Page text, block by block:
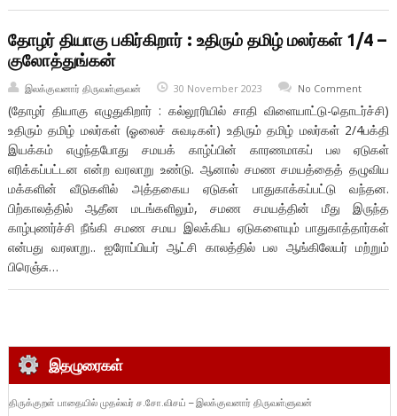
தோழர் தியாகு பகிர்கிறார் : உதிரும் தமிழ் மலர்கள் 1/4 –
குலோத்துங்கன்
இலக்குவனார் திருவள்ளுவன் 30 November 2023 No Comment
(தோழர் தியாகு எழுதுகிறார் : கல்லூரியில் சாதி விளையாட்டு-தொடர்ச்சி)
உதிரும் தமிழ் மலர்கள் (ஓலைச் சுவடிகள்) உதிரும் தமிழ் மலர்கள் 2/4பக்தி
இயக்கம் எழுந்தபோது சமயக் காழ்ப்பின் காரணமாகப் பல ஏடுகள்
எரிக்கப்பட்டன என்ற வரலாறு உண்டு. ஆனால் சமண சமயத்தைத் தழுவிய
மக்களின் வீடுகளில் அத்தகைய ஏடுகள் பாதுகாக்கப்பட்டு வந்தன.
பிற்காலத்தில் ஆதீன மடங்களிலும், சமண சமயத்தின் மீது இருந்த
காழ்புணர்ச்சி நீங்கி சமண சமய இலக்கிய ஏடுகளையும் பாதுகாத்தார்கள்
என்பது வரலாறு.. ஐரோப்பியர் ஆட்சி காலத்தில் பல ஆங்கிலேயர் மற்றும்
பிரெஞ்சு…
இதழுரைகள்
திருக்குறள் பாதையில் முதல்வர் ச.சோ.விசய் – இலக்குவனார் திருவள்ளுவன்